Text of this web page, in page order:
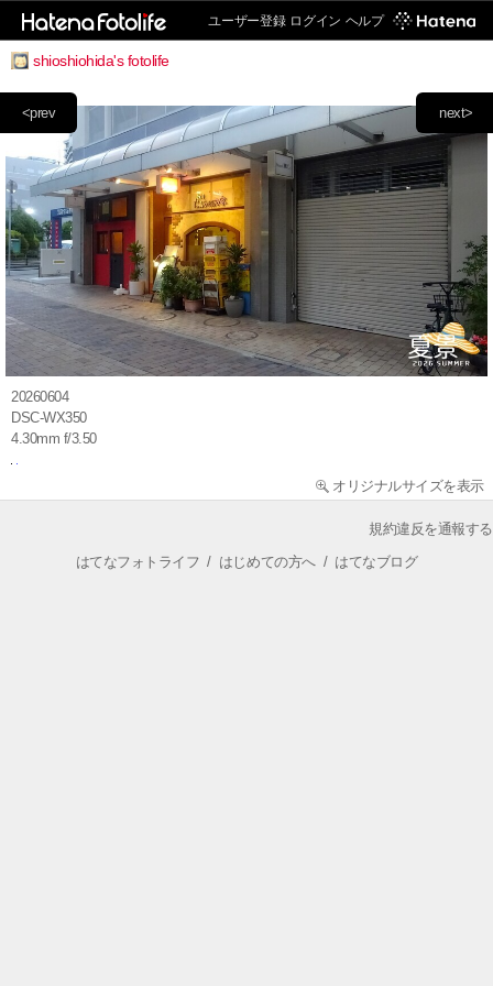
ユーザー登録 ログイン ヘルプ
shioshiohida's fotolife
next>
<prev
20260604
DSC-WX350
4.30mm f/3.50
オリジナルサイズを表示
規約違反を通報する
はてなフォトライフ / はじめての方へ/ はてなブログ